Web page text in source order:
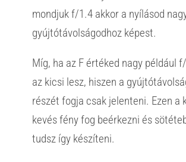
mondjuk f/1.4 akkor a nyílásod
gyújtótávolságodhoz képest.
Míg, ha az F értéked nagy például
az kicsi lesz, hiszen a
részét fogja csak jelenteni. Ezen a
kevés fény fog beérkezni és
tudsz így készíteni.